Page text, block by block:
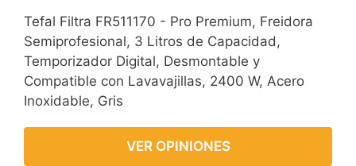
La cesta de freír es
desmontable y tiene un
mango de tacto frío para
controlar el proceso de
fritura y evitar
quemaduras.
Tefal Filtra FR511170 - Pro Premium, Freidora
Semiprofesional, 3 Litros de Capacidad,
Temporizador Digital, Desmontable y
Compatible con Lavavajillas, 2400 W, Acero
Inoxidable, Gris
VER OPINIONES